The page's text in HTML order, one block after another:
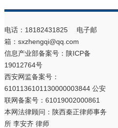
电话：18182431825 电子邮
箱：sxzhengqi@qq.com
信息产业部备案号： 陕ICP备
19012764号
西安网监备案号：
6101136101130000003844 公安
联网备案号：61019002000861
本网法律顾问：陕西秦正律师事务
所 李安齐 律师